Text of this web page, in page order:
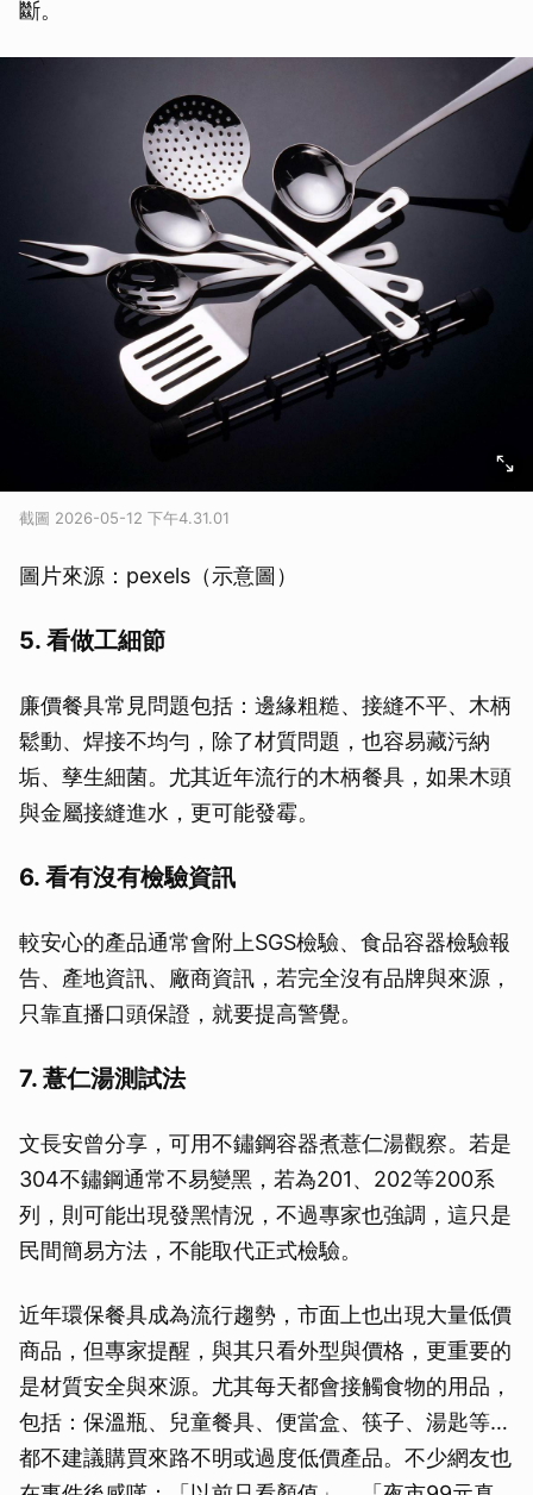
斷。
截圖 2026-05-12 下午4.31.01
圖片來源：pexels（示意圖）
5. 看做工細節
廉價餐具常見問題包括：邊緣粗糙、接縫不平、木柄
鬆動、焊接不均勻，除了材質問題，也容易藏污納
垢、孳生細菌。尤其近年流行的木柄餐具，如果木頭
與金屬接縫進水，更可能發霉。
6. 看有沒有檢驗資訊
較安心的產品通常會附上SGS檢驗、食品容器檢驗報
告、產地資訊、廠商資訊，若完全沒有品牌與來源，
只靠直播口頭保證，就要提高警覺。
7. 薏仁湯測試法
文長安曾分享，可用不鏽鋼容器煮薏仁湯觀察。若是
304不鏽鋼通常不易變黑，若為201、202等200系
列，則可能出現發黑情況，不過專家也強調，這只是
民間簡易方法，不能取代正式檢驗。
近年環保餐具成為流行趨勢，市面上也出現大量低價
商品，但專家提醒，與其只看外型與價格，更重要的
是材質安全與來源。尤其每天都會接觸食物的用品，
包括：保溫瓶、兒童餐具、便當盒、筷子、湯匙等…
都不建議購買來路不明或過度低價產品。不少網友也
取消